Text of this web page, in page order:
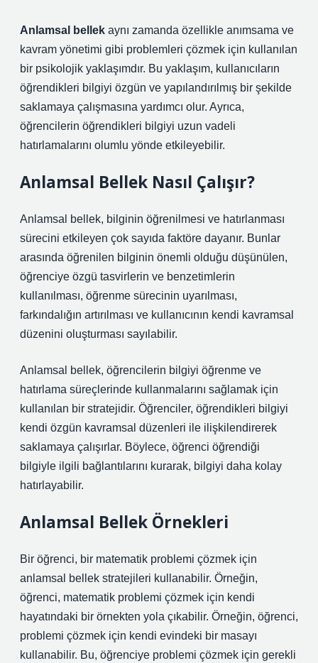
Anlamsal bellek aynı zamanda özellikle anımsama ve
kavram yönetimi gibi problemleri çözmek için kullanılan
bir psikolojik yaklaşımdır. Bu yaklaşım, kullanıcıların
öğrendikleri bilgiyi özgün ve yapılandırılmış bir şekilde
saklamaya çalışmasına yardımcı olur. Ayrıca,
öğrencilerin öğrendikleri bilgiyi uzun vadeli
hatırlamalarını olumlu yönde etkileyebilir.
Anlamsal Bellek Nasıl Çalışır?
Anlamsal bellek, bilginin öğrenilmesi ve hatırlanması
sürecini etkileyen çok sayıda faktöre dayanır. Bunlar
arasında öğrenilen bilginin önemli olduğu düşünülen,
öğrenciye özgü tasvirlerin ve benzetimlerin
kullanılması, öğrenme sürecinin uyarılması,
farkındalığın artırılması ve kullanıcının kendi kavramsal
düzenini oluşturması sayılabilir.
Anlamsal bellek, öğrencilerin bilgiyi öğrenme ve
hatırlama süreçlerinde kullanmalarını sağlamak için
kullanılan bir stratejidir. Öğrenciler, öğrendikleri bilgiyi
kendi özgün kavramsal düzenleri ile ilişkilendirerek
saklamaya çalışırlar. Böylece, öğrenci öğrendiği
bilgiyle ilgili bağlantılarını kurarak, bilgiyi daha kolay
hatırlayabilir.
Anlamsal Bellek Örnekleri
Bir öğrenci, bir matematik problemi çözmek için
anlamsal bellek stratejileri kullanabilir. Örneğin,
öğrenci, matematik problemi çözmek için kendi
hayatındaki bir örnekten yola çıkabilir. Örneğin, öğrenci,
problemi çözmek için kendi evindeki bir masayı
kullanabilir. Bu, öğrenciye problemi çözmek için gerekli